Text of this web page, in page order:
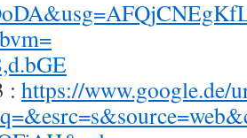
: https://www.google.de/